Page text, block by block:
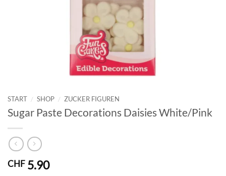
START / SHOP / ZUCKER FIGUREN
Sugar Paste Decorations Daisies White/Pink
CHF 5.90